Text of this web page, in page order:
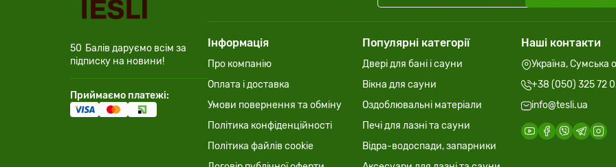
50 Балів даруємо всім за
підписку на новини!
Приймаємо платежі:
Інформація
Про компанію
Оплата і доставка
Умови повернення та обміну
Політика конфіденційності
Політика файлів cookie
Популярні категорії
Двері для бані і сауни
Вікна для сауни
Оздоблювальні матеріали
Печі для лазні та сауни
Відра-водоспади, запарники
Наші контакти
Україна, Сумська
+38 (050) 325 72
info@tesli.ua